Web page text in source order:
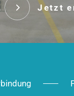
Jetzt